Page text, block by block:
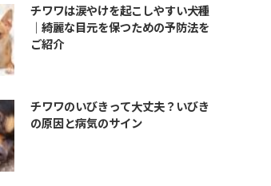
チワワは涙やけを起こしやすい犬種
｜綺麗な目元を保つための予防法を
ご紹介
チワワのいびきって大丈夫？いびき
の原因と病気のサイン